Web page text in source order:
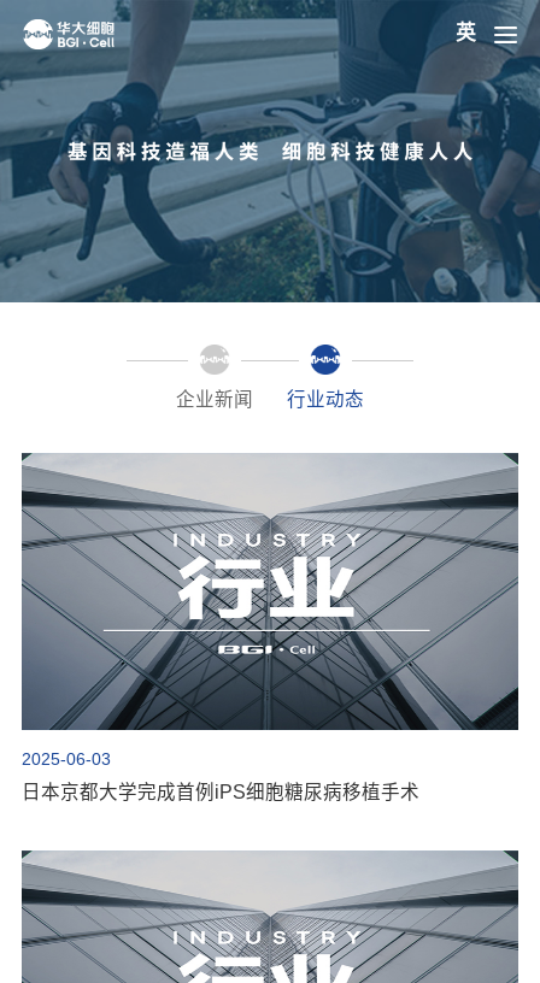
英
企业新闻 行业动态
2025-06-03
日本京都大学完成首例iPS细胞糖尿病移植手术